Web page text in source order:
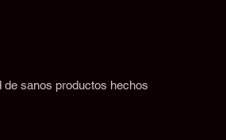
de sanos productos hechos